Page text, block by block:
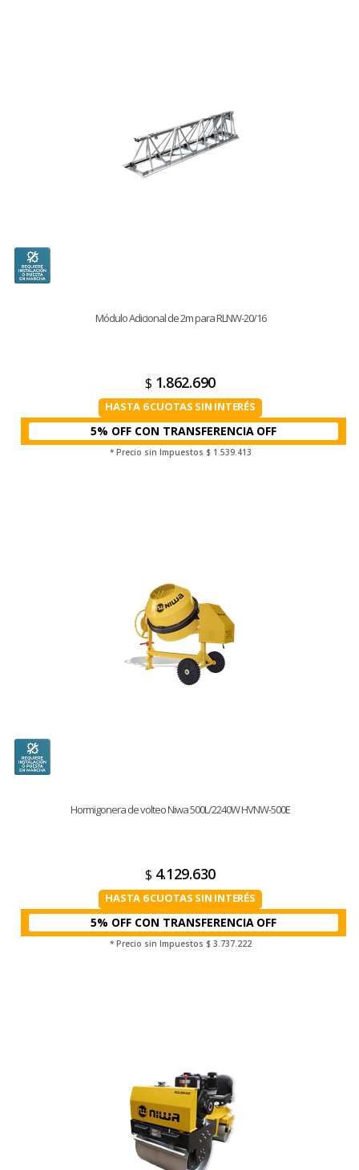
Módulo Adicional de 2m para RLNW-20/16
$ 1.862.690
HASTA 6 CUOTAS SIN INTERÉS
5% OFF CON TRANSFERENCIA
* Precio sin Impuestos $ 1.539.413
Hormigonera de volteo Niwa 500L/2240W HVNW-500E
$ 4.129.630
HASTA 6 CUOTAS SIN INTERÉS
5% OFF CON TRANSFERENCIA
* Precio sin Impuestos $ 3.737.222